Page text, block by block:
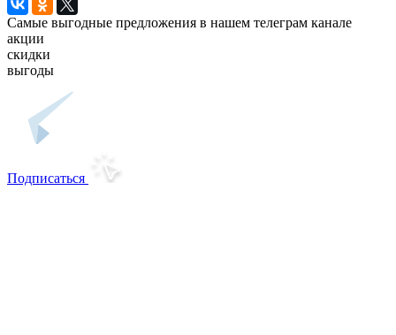
Самые выгодные предложения в нашем телеграм канале
акции
скидки
выгоды
Подписаться